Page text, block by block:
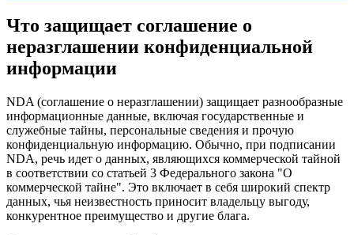
Что защищает соглашение о
неразглашении конфиденциальной
информации
NDA (соглашение о неразглашении) защищает разнообразные
информационные данные, включая государственные и
служебные тайны, персональные сведения и прочую
конфиденциальную информацию. Обычно, при подписании
NDA, речь идет о данных, являющихся коммерческой тайной
в соответствии со статьей 3 Федерального закона "О
коммерческой тайне". Это включает в себя широкий спектр
данных, чья неизвестность приносит владельцу выгоду,
конкурентное преимущество и другие блага.